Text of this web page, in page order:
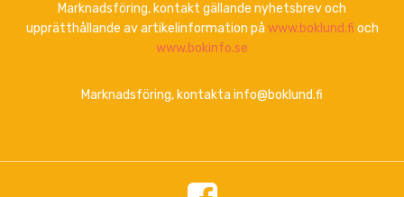
Marknadsföring, kontakt gällande nyhetsbrev och
upprätthållande av artikelinformation på www.boklund.fi och
www.bokinfo.se
Marknadsföring, kontakta info@boklund.fi